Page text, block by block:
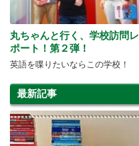
丸ちゃんと行く、学校訪問レ
ポート！第２弾！
英語を喋りたいならこの学校！
最新記事